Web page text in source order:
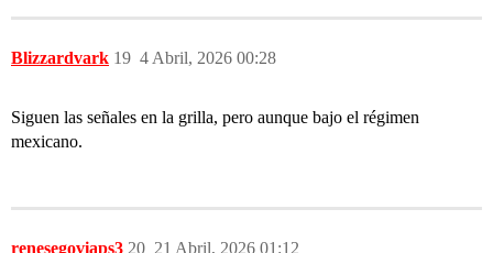
Blizzardvark 4 Abril, 2026 00:28
19
Siguen las señales en la grilla, pero aunque bajo el régimen
mexicano.
renesegoviaps3 21 Abril, 2026 01:12
20